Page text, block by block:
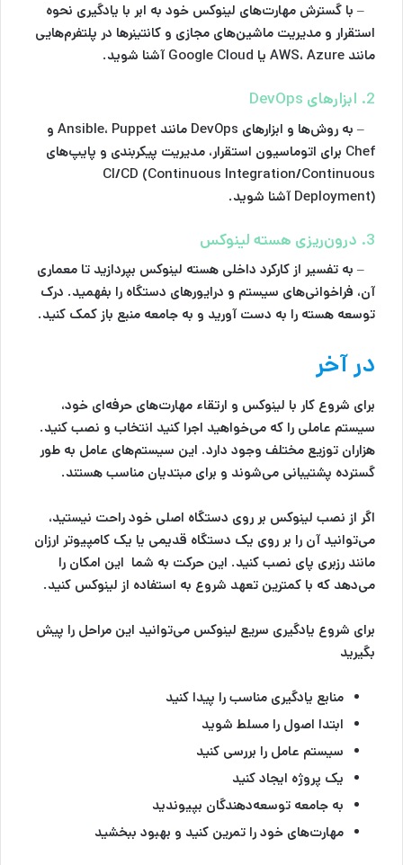
– با گسترش مهارت‌های لینوکس خود به ابر با یادگیری نحوه
استقرار و مدیریت ماشین‌های مجازی و کانتینرها در پلتفرم‌هایی
مانند AWS، Azure یا Google Cloud آشنا شوید.
2. ابزارهای DevOps
– به روش‌ها و ابزارهای DevOps مانند Ansible، Puppet و
Chef برای اتوماسیون استقرار، مدیریت پیکربندی و پایپ‌های
CI/CD (Continuous Integration/Continuous
Deployment) آشنا شوید.
3. درون‌ریزی هسته لینوکس
– به تفسیر از کارکرد داخلی هسته لینوکس بپردازید تا معماری
آن، فراخوانی‌های سیستم و درایورهای دستگاه را بفهمید. درک
توسعه هسته را به دست آورید و به جامعه منبع باز کمک کنید.
در آخر
برای شروع کار با لینوکس و ارتقاء مهارت‌های حرفه‌ای خود،
سیستم عاملی را که می‌خواهید اجرا کنید انتخاب و نصب کنید.
هزاران توزیع مختلف وجود دارد. این سیستم‌های عامل به طور
گسترده پشتیبانی می‌شوند و برای مبتدیان مناسب هستند.
اگر از نصب لینوکس بر روی دستگاه اصلی خود راحت نیستید،
می‌توانید آن را بر روی یک دستگاه قدیمی یا یک کامپیوتر ارزان
مانند رزبری پای نصب کنید. این حرکت به شما این امکان را
می‌دهد که با کمترین تعهد شروع به استفاده از لینوکس کنید.
برای شروع یادگیری سریع لینوکس می‌توانید این مراحل را پیش
بگیرید
منابع یادگیری مناسب را پیدا کنید
ابتدا اصول را مسلط شوید
سیستم عامل را بررسی کنید
یک پروژه ایجاد کنید
به جامعه توسعه‌دهندگان بپیوندید
مهارت‌های خود را تمرین کنید و بهبود ببخشید